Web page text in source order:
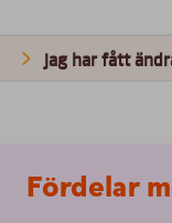
Jag har fått
Fördelar